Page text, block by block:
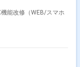
能改修（WEB/スマホ